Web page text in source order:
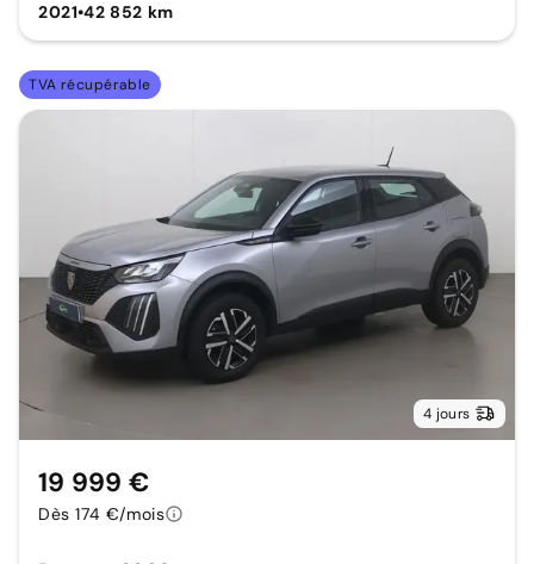
2021•42 852 km
TVA récupérable
4 jours
19 999 €
Dès 174 €/mois